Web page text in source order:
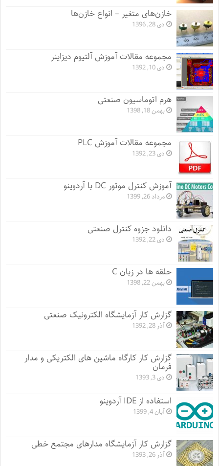
خازن‌های متغیر – انواع خازن‌ها
دی 28, 1396
مجموعه مقالات آموزش آلتیوم دیزاینر
دی 10, 1392
هرم اتوماسیون صنعتی
بهمن 18, 1398
مجموعه مقالات آموزش PLC
دی 23, 1392
آموزش کنترل موتور DC با آردوینو
مرداد 26, 1399
دانلود جزوه کنترل صنعتی
دی 22, 1392
حلقه ها در زبان C
بهمن 22, 1398
گزارش کار آزمایشگاه الکترونیک صنعتی
آذر 28, 1392
گزارش کار کارگاه ماشین های الکتریکی و مدار
فرمان
دی 3, 1393
استفاده از IDE آردوینو
آبان 4, 1399
گزارش کار آزمایشگاه مدارهای مجتمع خطی
آذر 26, 1393